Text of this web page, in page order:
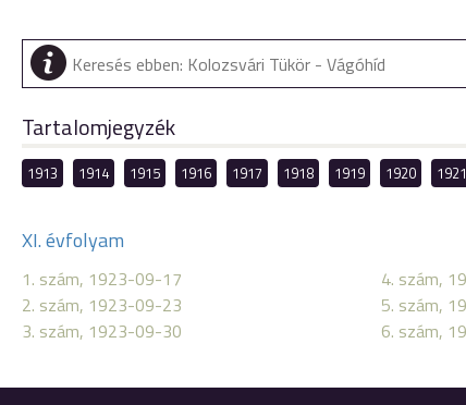
Tartalomjegyzék
1913 1914 1915 1916 1917 1918 1919 1920 1921
XI. évfolyam
1. szám, 1923-09-17
2. szám, 1923-09-23
3. szám, 1923-09-30
4. szám,
5. szám,
6. szám,